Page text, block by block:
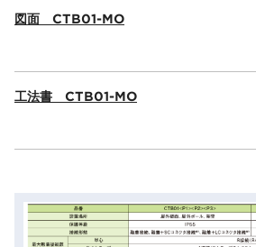
図面 CTB01-MO
工法書 CTB01-MO